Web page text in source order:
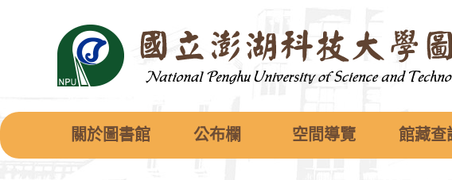
區
塊
關於圖書館 公布欄 空間導覽 館藏查